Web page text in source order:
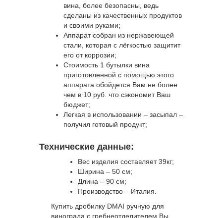
вина, более безопасны, ведь
сделаны из качественных продуктов
и своими руками;
Аппарат собран из нержавеющей
стали, которая с лёгкостью защитит
его от коррозии;
Стоимость 1 бутылки вина
приготовленной с помощью этого
аппарата обойдется Вам не более
чем в 10 руб. что сэкономит Ваш
бюджет;
Легкая в использовании – засыпал –
получил готовый продукт;
Технические данные:
Вес изделия составляет 39кг;
Ширина – 50 см;
Длина – 90 см;
Производство – Италия.
Купить дробилку DMAI ручную для
винограда с гребнеотделителем Вы